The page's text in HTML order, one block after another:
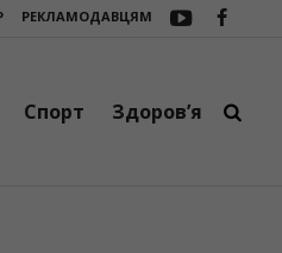
РЕКЛАМОДАВЦЯМ
станції EcoFlow DELTA 3 Max
Спорт Здоров’я